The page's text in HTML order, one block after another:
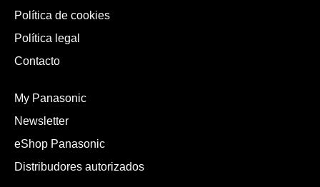
Política de cookies
Política legal
Contacto
My Panasonic
Newsletter
eShop Panasonic
Distribudores autorizados